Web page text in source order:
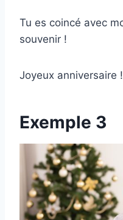
Tu es coincé avec
souvenir !
Joyeux anniversaire !
Exemple 3